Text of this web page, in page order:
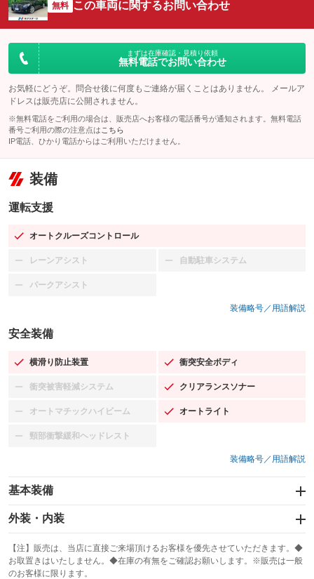
無料 この車両に関するお問い合わせ
まずは在庫確認・見積り依頼
無料電話でお問い合わせ
お気軽にどうぞ。問合せ後に何度もご連絡が届くことはありません。 メールア
ドレスは販売店に公開されません。
※無料電話をご利用の場合は、販売店へお客様の電話番号が通知されます。無料電話
番号ご利用の際の注意点は こちら
IP電話、ひかり電話からはご利用いただけません。
装備
運転支援
オートクルーズコントロール
：装備あり
レーンアシスト
：装備なし 自動駐車システム
：装備なし
パークアシスト
：装備なし
装備略号／用語解説
安全装備
横滑り防止装置
：装備あり 衝突安全ボディ
：装備あり
衝突被害軽減システム
：装備なし クリアランスソナー
：装備あり
オートマチックハイビーム
：装備なし オートライト
：装備あり
頸部衝撃緩和ヘッドレスト
：装備なし
装備略号／用語解説
基本装備
エアバッグ：運転席/助手席/サイド
：装備あり
：装備なし
サンルーフ
：装備なし ABS
外装・内装
カーナビ：HDDナビ
：装備あり
TV：フルセグ
：装備あり
【注】販売は、当店に直接ご来場頂けるお客様を優先させていただきます。◆
お取置きはいたしません。◆在庫の有無をご確認お願いします。※販売は一般
のお客様に限ります。